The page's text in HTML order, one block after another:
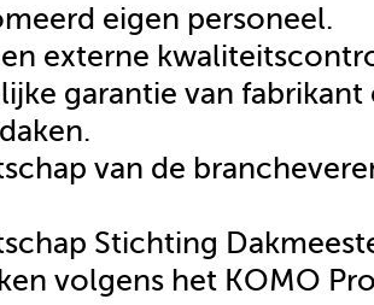
eigen personeel.
externe
garantie van fabrikant
van de
Stichting
volgens het KOMO